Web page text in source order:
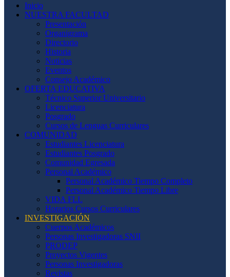
Inicio
NUESTRA FACULTAD
Presentación
Organigrama
Directorio
Historia
Noticias
Eventos
Consejo Académico
OFERTA EDUCATIVA
Técnico Superior Universitario
Licenciatura
Posgrado
Cursos de Lenguas Curriculares
COMUNIDAD
Estudiantes Licenciatura
Estudiantes Posgrado
Comunidad Egresada
Personal Académico
Personal Académico Tiempo Completo
Personal Académico Tiempo Libre
VIDA FLL
Horarios Cursos Curriculares
INVESTIGACIÓN
Cuerpos Académicos
Personas Investigadoras SNII
PRODEP
Proyectos Vigentes
Personas Investigadoras
Revistas